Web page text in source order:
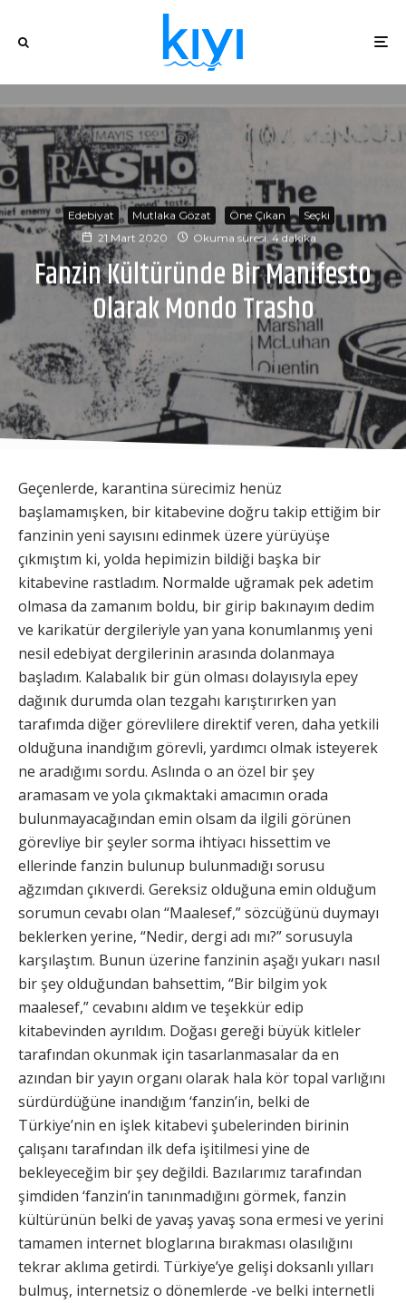
Edebiyat Mutlaka Gözat Öne Çıkan
Seçki
21 Mart 2020
Okuma süresi: 4 dakika
Fanzin Kültüründe Bir Manifesto
Olarak Mondo Trasho
Geçenlerde, karantina sürecimiz henüz
başlamamışken, bir kitabevine doğru takip ettiğim bir
fanzinin yeni sayısını edinmek üzere yürüyüşe
çıkmıştım ki, yolda hepimizin bildiği başka bir
kitabevine rastladım. Normalde uğramak pek adetim
olmasa da zamanım boldu, bir girip bakınayım dedim
ve karikatür dergileriyle yan yana konumlanmış yeni
nesil edebiyat dergilerinin arasında dolanmaya
başladım. Kalabalık bir gün olması dolayısıyla epey
dağınık durumda olan tezgahı karıştırırken yan
tarafımda diğer görevlilere direktif veren, daha yetkili
olduğuna inandığım görevli, yardımcı olmak isteyerek
ne aradığımı sordu. Aslında o an özel bir şey
aramasam ve yola çıkmaktaki amacımın orada
bulunmayacağından emin olsam da ilgili görünen
görevliye bir şeyler sorma ihtiyacı hissettim ve
ellerinde fanzin bulunup bulunmadığı sorusu
ağzımdan çıkıverdi. Gereksiz olduğuna emin olduğum
sorumun cevabı olan “Maalesef,” sözcüğünü duymayı
beklerken yerine, “Nedir, dergi adı mı?” sorusuyla
karşılaştım. Bunun üzerine fanzinin aşağı yukarı nasıl
bir şey olduğundan bahsettim, “Bir bilgim yok
maalesef,” cevabını aldım ve teşekkür edip
kitabevinden ayrıldım. Doğası gereği büyük kitleler
tarafından okunmak için tasarlanmasalar da en
azından bir yayın organı olarak hala kör topal varlığını
sürdürdüğüne inandığım ‘fanzin’in, belki de
Türkiye’nin en işlek kitabevi şubelerinden birinin
çalışanı tarafından ilk defa işitilmesi yine de
bekleyeceğim bir şey değildi. Bazılarımız tarafından
şimdiden ‘fanzin’in tanınmadığını görmek, fanzin
kültürünün belki de yavaş yavaş sona ermesi ve yerini
tamamen internet bloglarına bırakması olasılığını
tekrar aklıma getirdi. Türkiye’ye gelişi doksanlı yılları
bulmuş, internetsiz o dönemlerde -ve belki internetli